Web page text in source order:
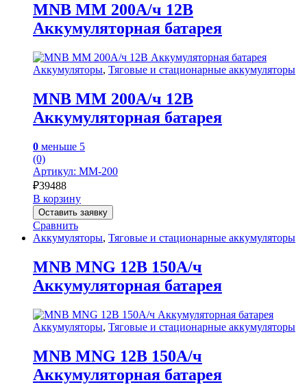
MNB MM 200А/ч 12В
Аккумуляторная батарея
Аккумуляторы, Тяговые и стационарные аккумуляторы
MNB MM 200А/ч 12В
Аккумуляторная батарея
0 меньше 5
(0)
Артикул: MM-200
₽39488
В корзину
Оставить заявку
Сравнить
Аккумуляторы, Тяговые и стационарные аккумуляторы
MNB MNG 12В 150А/ч
Аккумуляторная батарея
Аккумуляторы, Тяговые и стационарные аккумуляторы
MNB MNG 12В 150А/ч
Аккумуляторная батарея